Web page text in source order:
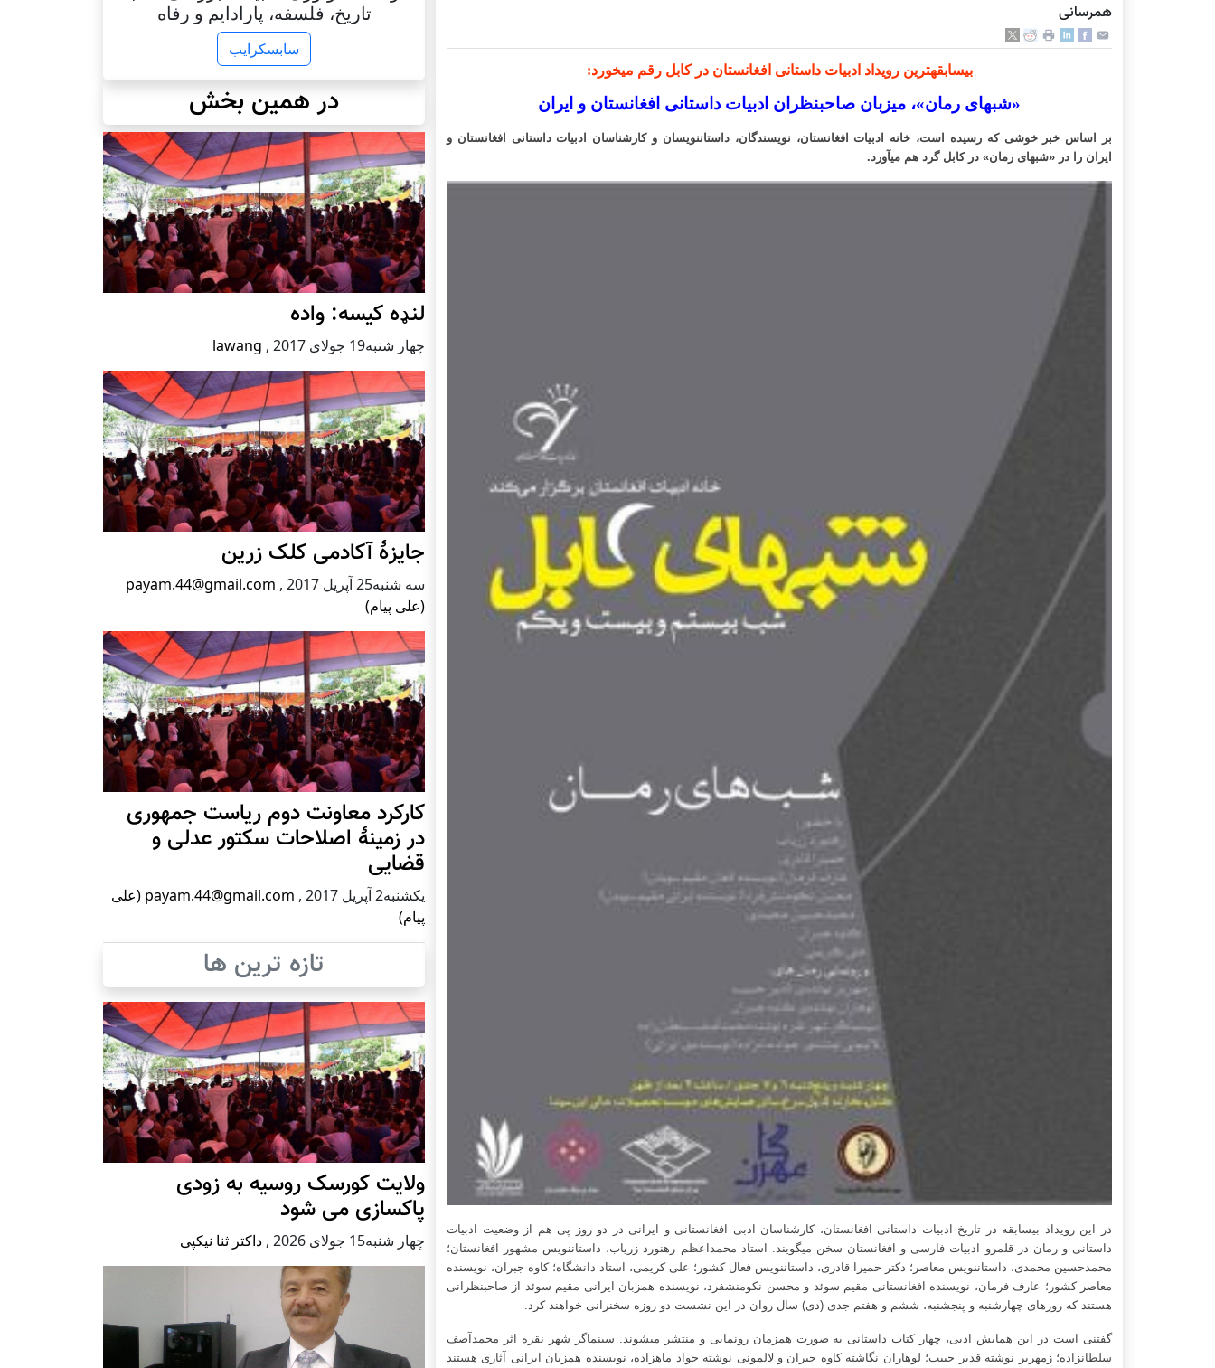
همرسانی
بی­سابقه­ترین رویداد ادبیات داستانی افغانستان در کابل رقم می­خورد:
«شب­های رمان»، میزبان صاحب­نظران ادبیات داستانی افغانستان و ایران
بر اساس خبر خوشی که رسیده است، خانه ادبیات افغانستان، نویسندگان، داستان­نویسان و کارشناسان ادبیات داستانی افغانستان و
ایران را در «شب­های رمان» در کابل گرد هم می­آورد.
در این رویداد بی­سابقه در تاریخ ادبیات داستانی افغانستان، کارشناسان ادبی افغانستانی و ایرانی در دو روز پی هم از وضعیت ادبیات
داستانی و رمان در قلمرو ادبیات فارسی و افغانستان سخن می­گویند. استاد محمداعظم رهنورد زریاب، داستان­نویس مشهور افغانستان؛
محمدحسین محمدی، داستان­نویس معاصر؛ دکتر حمیرا قادری، داستان­نویس فعال کشور؛ علی کریمی، استاد دانشگاه؛ کاوه جبران، نویسنده
معاصر کشور؛ عارف فرمان، نویسنده افغانستانی مقیم سوئد و محسن نکومنش­فرد، نویسنده هم­زبان ایرانی مقیم سوئد از صاحب­نظرانی
هستند که روزهای چهارشنبه و پنج­شنبه، ششم و هفتم جدی (دی) سال روان در این نشست دو روزه سخنرانی خواهند کرد.
گفتنی است در این همایش ادبی، چهار کتاب داستانی به صورت هم­زمان رونمایی و منتشر می­شوند. سینماگر شهر نقره اثر محمدآصف
سلطان­زاده؛ زمهریر نوشته قدیر حبیب؛ لوهاران نگاشته کاوه جبران و لال­مونی نوشته جواد ماه­زاده، نویسنده هم­زبان ایرانی آثاری هستند
تاریخ، فلسفه، پارادایم و رفاه
سابسکرایب
در همین بخش
لنډه کیسه: واده
چهار شنبه19 جولای 2017 ,
lawang
جایزۀ آکادمی کلک زرین
سه شنبه25 آپریل 2017 ,
payam.44@gmail.com
(علی پیام)
کارکرد معاونت دوم ریاست جمهوری
در زمینۀ اصلاحات سکتور عدلی و
قضایی
يكشنبه2 آپریل 2017 ,
payam.44@gmail.com (علی
پیام)
تازه ترین ها
ولایت کورسک روسیه به زودی
پاکسازی می شود
چهار شنبه15 جولای 2026 , داکتر ثنا نیکپی